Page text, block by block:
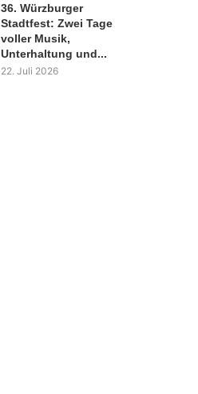
36. Würzburger
Stadtfest: Zwei Tage
voller Musik,
Unterhaltung und...
22. Juli 2026